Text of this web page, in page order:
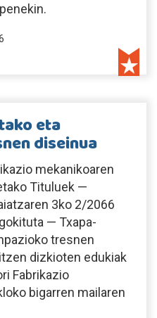
eta
diseinua
mekanikoaren
Tituluek —
3ko 2/2066
— Txapa-
tresnen
dizkioten edukiak
Fabrikazio
bigarren mailaren